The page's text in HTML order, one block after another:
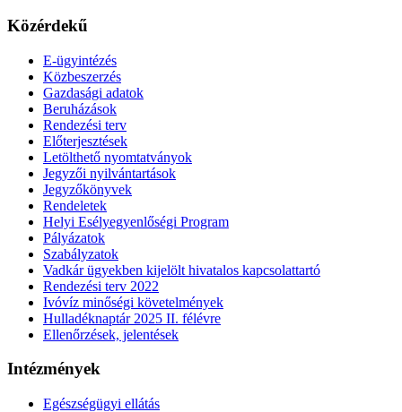
Közérdekű
E-ügyintézés
Közbeszerzés
Gazdasági adatok
Beruházások
Rendezési terv
Előterjesztések
Letölthető nyomtatványok
Jegyzői nyilvántartások
Jegyzőkönyvek
Rendeletek
Helyi Esélyegyenlőségi Program
Pályázatok
Szabályzatok
Vadkár ügyekben kijelölt hivatalos kapcsolattartó
Rendezési terv 2022
Ivóvíz minőségi követelmények
Hulladéknaptár 2025 II. félévre
Ellenőrzések, jelentések
Intézmények
Egészségügyi ellátás